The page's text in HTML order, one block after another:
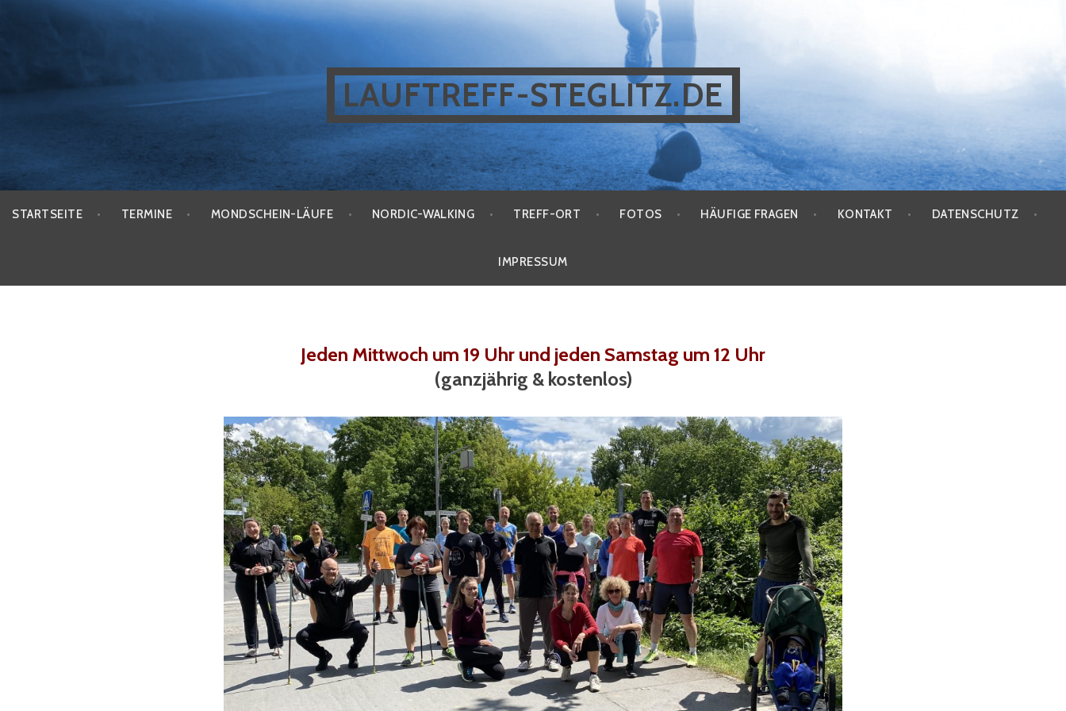
LAUFTREFF-STEGLITZ.DE
STARTSEITE TERMINE MONDSCHEIN-LÄUFE NORDIC-WALKING TREFF-ORT FOTOS HÄUFIGE FRAGEN KONTAKT DATENSCHUTZ
IMPRESSUM
Jeden Mittwoch um 19 Uhr und jeden Samstag um 12 Uhr
(ganzjährig & kostenlos)